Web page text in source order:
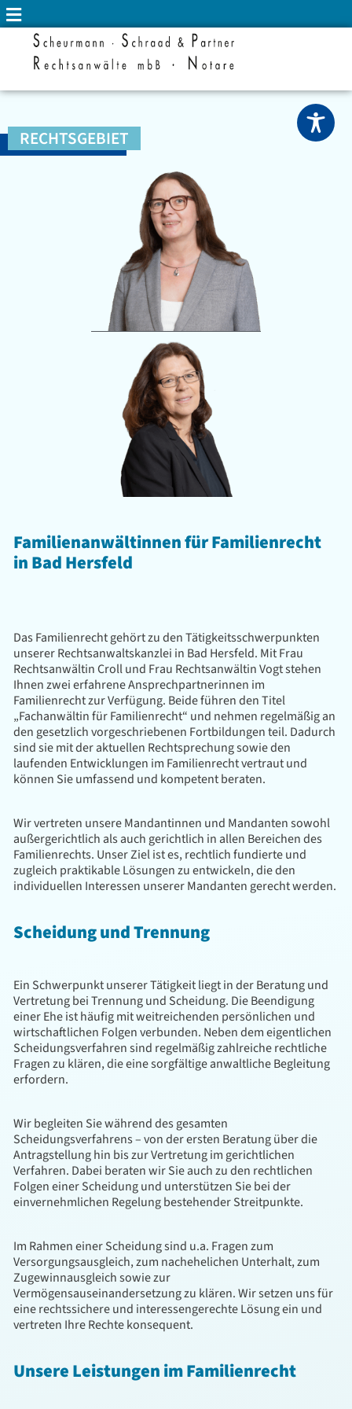
RECHTSGEBIET
FAMILIENRECHT
Familienanwältinnen für Familienrecht
in Bad Hersfeld
Das Familienrecht gehört zu den Tätigkeitsschwerpunkten
unserer Rechtsanwaltskanzlei in Bad Hersfeld. Mit Frau
Rechtsanwältin Croll und Frau Rechtsanwältin Vogt stehen
Ihnen zwei erfahrene Ansprechpartnerinnen im
Familienrecht zur Verfügung. Beide führen den Titel
„Fachanwältin für Familienrecht“ und nehmen regelmäßig an
den gesetzlich vorgeschriebenen Fortbildungen teil. Dadurch
sind sie mit der aktuellen Rechtsprechung sowie den
laufenden Entwicklungen im Familienrecht vertraut und
können Sie umfassend und kompetent beraten.
Wir vertreten unsere Mandantinnen und Mandanten sowohl
außergerichtlich als auch gerichtlich in allen Bereichen des
Familienrechts. Unser Ziel ist es, rechtlich fundierte und
zugleich praktikable Lösungen zu entwickeln, die den
individuellen Interessen unserer Mandanten gerecht werden.
Scheidung und Trennung
Ein Schwerpunkt unserer Tätigkeit liegt in der Beratung und
Vertretung bei Trennung und Scheidung. Die Beendigung
einer Ehe ist häufig mit weitreichenden persönlichen und
wirtschaftlichen Folgen verbunden. Neben dem eigentlichen
Scheidungsverfahren sind regelmäßig zahlreiche rechtliche
Fragen zu klären, die eine sorgfältige anwaltliche Begleitung
erfordern.
Wir begleiten Sie während des gesamten
Scheidungsverfahrens – von der ersten Beratung über die
Antragstellung hin bis zur Vertretung im gerichtlichen
Verfahren. Dabei beraten wir Sie auch zu den rechtlichen
Folgen einer Scheidung und unterstützen Sie bei der
einvernehmlichen Regelung bestehender Streitpunkte.
Im Rahmen einer Scheidung sind u.a. Fragen zum
Versorgungsausgleich, zum nachehelichen Unterhalt, zum
Zugewinnausgleich sowie zur
Vermögensauseinandersetzung zu klären. Wir setzen uns für
eine rechtssichere und interessengerechte Lösung ein und
vertreten Ihre Rechte konsequent.
Unsere Leistungen im Familienrecht